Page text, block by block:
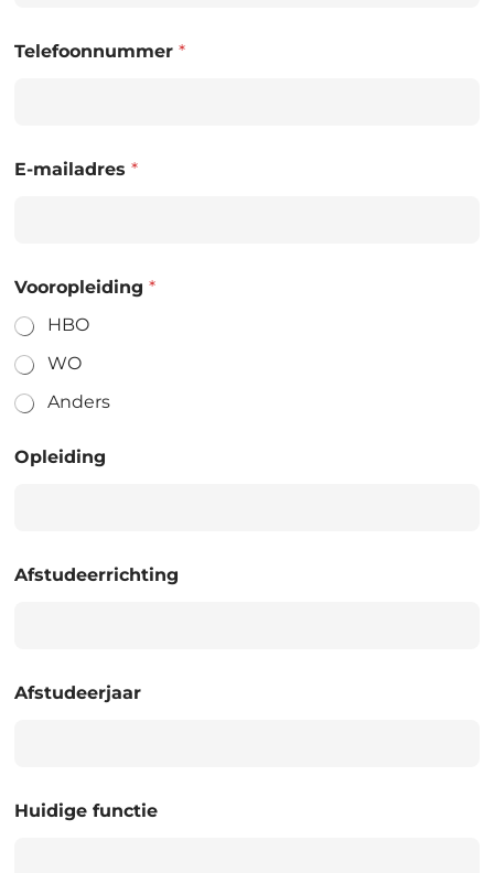
Telefoonnummer *
E-mailadres *
Vooropleiding *
HBO
WO
Anders
Opleiding
Afstudeerrichting
Afstudeerjaar
Huidige functie